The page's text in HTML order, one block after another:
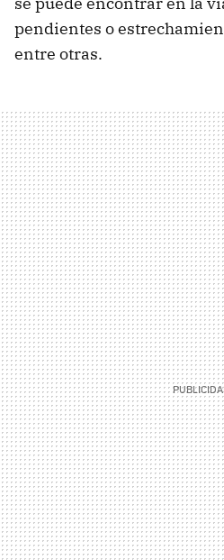
pendientes o
entre otras.